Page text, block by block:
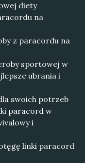
diety
na
z paracordu na
sportowej w
ubrania i
swoich potrzeb
paracord w
i
linki paracord